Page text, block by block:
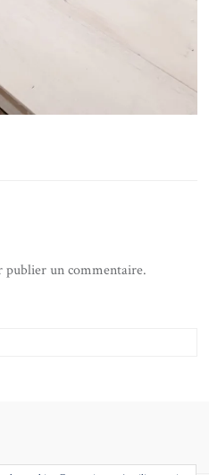
publier un commentaire.